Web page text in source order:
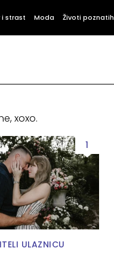
i strast Moda Životi poznatih
xoxo.
1
ULAZNICU